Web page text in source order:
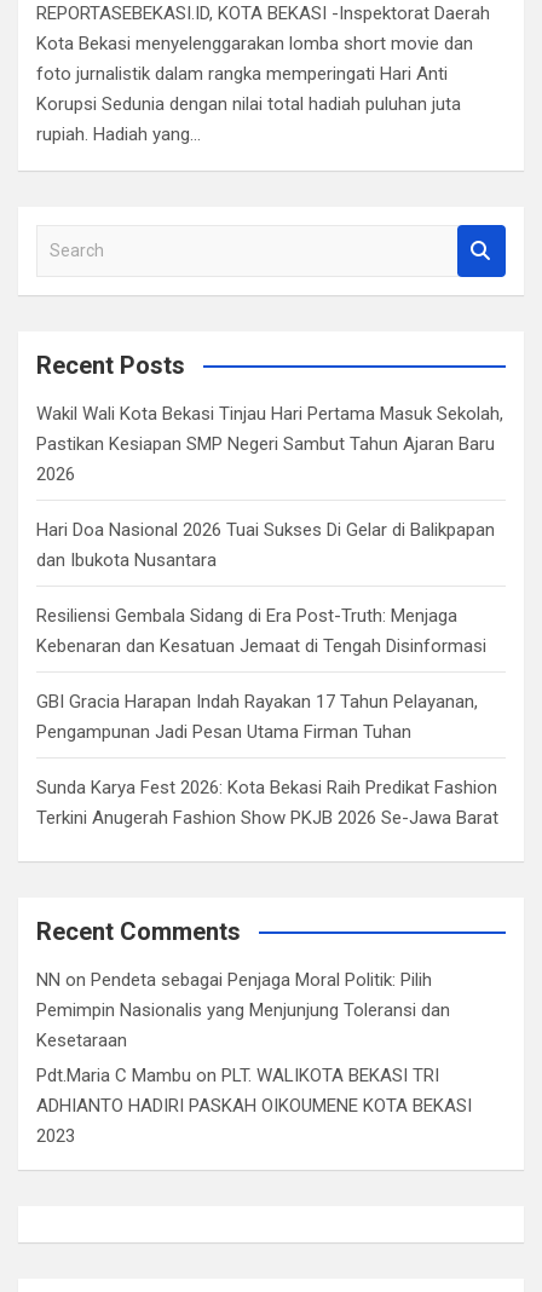
ce
b
o
o
k
tt
er
at
s
A
p
p
e
gr
a
ail ke
dI
n
ar
e
REPORTASEBEKASI.ID, KOTA BEKASI -Inspektorat Daerah
Kota Bekasi menyelenggarakan lomba short movie dan
foto jurnalistik dalam rangka memperingati Hari Anti
Korupsi Sedunia dengan nilai total hadiah puluhan juta
rupiah. Hadiah yang…
a
c
Recent Posts
Wakil Wali Kota Bekasi Tinjau Hari Pertama Masuk Sekolah,
Pastikan Kesiapan SMP Negeri Sambut Tahun Ajaran Baru
2026
Hari Doa Nasional 2026 Tuai Sukses Di Gelar di Balikpapan
dan Ibukota Nusantara
Resiliensi Gembala Sidang di Era Post-Truth: Menjaga
Kebenaran dan Kesatuan Jemaat di Tengah Disinformasi
GBI Gracia Harapan Indah Rayakan 17 Tahun Pelayanan,
Pengampunan Jadi Pesan Utama Firman Tuhan
Sunda Karya Fest 2026: Kota Bekasi Raih Predikat Fashion
Terkini Anugerah Fashion Show PKJB 2026 Se-Jawa Barat
Recent Comments
NN on Pendeta sebagai Penjaga Moral Politik: Pilih
Pemimpin Nasionalis yang Menjunjung Toleransi dan
Kesetaraan
Pdt.Maria C Mambu on PLT. WALIKOTA BEKASI TRI
ADHIANTO HADIRI PASKAH OIKOUMENE KOTA BEKASI
2023